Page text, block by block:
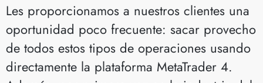
Les proporcionamos a nuestros clientes una
oportunidad poco frecuente: sacar provecho
de todos estos tipos de operaciones usando
directamente la plataforma MetaTrader 4.